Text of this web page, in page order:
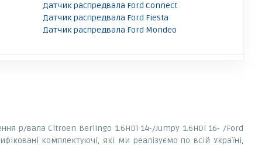
Датчик распредвала Ford Connect
Датчик распредвала Ford Fiesta
Датчик распредвала Ford Mondeo
р/вала Citroen Berlingo 1.6HDi 14-/Jumpy 1.6HDi 16- /Ford
комплектуючі, які ми реалізуємо по всій Україні,